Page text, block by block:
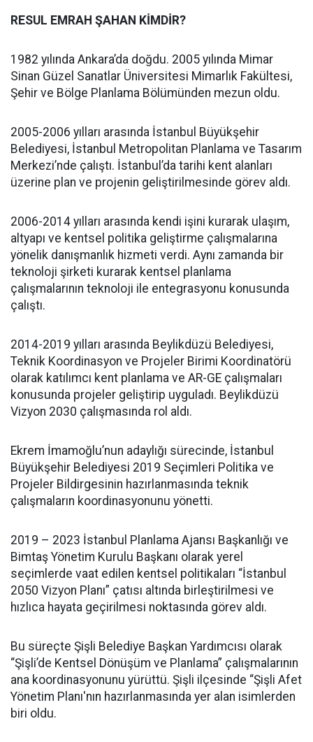
RESUL EMRAH ŞAHAN KİMDİR?
1982 yılında Ankara’da doğdu. 2005 yılında Mimar
Sinan Güzel Sanatlar Üniversitesi Mimarlık Fakültesi,
Şehir ve Bölge Planlama Bölümünden mezun oldu.
2005-2006 yılları arasında İstanbul Büyükşehir
Belediyesi, İstanbul Metropolitan Planlama ve Tasarım
Merkezi’nde çalıştı. İstanbul’da tarihi kent alanları
üzerine plan ve projenin geliştirilmesinde görev aldı.
2006-2014 yılları arasında kendi işini kurarak ulaşım,
altyapı ve kentsel politika geliştirme çalışmalarına
yönelik danışmanlık hizmeti verdi. Aynı zamanda bir
teknoloji şirketi kurarak kentsel planlama
çalışmalarının teknoloji ile entegrasyonu konusunda
çalıştı.
2014-2019 yılları arasında Beylikdüzü Belediyesi,
Teknik Koordinasyon ve Projeler Birimi Koordinatörü
olarak katılımcı kent planlama ve AR-GE çalışmaları
konusunda projeler geliştirip uyguladı. Beylikdüzü
Vizyon 2030 çalışmasında rol aldı.
Ekrem İmamoğlu’nun adaylığı sürecinde, İstanbul
Büyükşehir Belediyesi 2019 Seçimleri Politika ve
Projeler Bildirgesinin hazırlanmasında teknik
çalışmaların koordinasyonunu yönetti.
2019 – 2023 İstanbul Planlama Ajansı Başkanlığı ve
Bimtaş Yönetim Kurulu Başkanı olarak yerel
seçimlerde vaat edilen kentsel politikaları “İstanbul
2050 Vizyon Planı” çatısı altında birleştirilmesi ve
hızlıca hayata geçirilmesi noktasında görev aldı.
Bu süreçte Şişli Belediye Başkan Yardımcısı olarak
“Şişli’de Kentsel Dönüşüm ve Planlama” çalışmalarının
ana koordinasyonunu yürüttü. Şişli ilçesinde “Şişli Afet
Yönetim Planı'nın hazırlanmasında yer alan isimlerden
biri oldu.